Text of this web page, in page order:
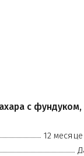
с фундуком,
12